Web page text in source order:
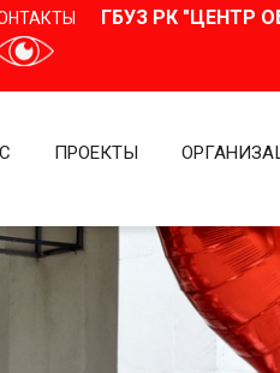
ГБУЗ РК "ЦЕНТР
ПРОЕКТЫ